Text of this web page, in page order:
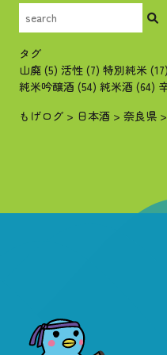
タグ
山廃 (5) 活性 (7) 特別純米 (17)
純米吟醸酒 (54) 純米酒 (64)
もげログ > 日本酒 > 奈良県 >